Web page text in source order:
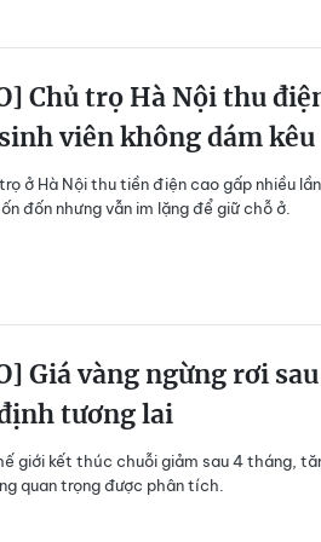
Chủ trọ Hà Nội thu
viên không dám kêu
ở Hà Nội thu tiền điện cao gấp nhiều
đốn nhưng vẫn im lặng để giữ chỗ ở.
Giá vàng ngừng rơi
tương lai
giới kết thúc chuỗi giảm sau 4 tháng,
quan trọng được phân tích.